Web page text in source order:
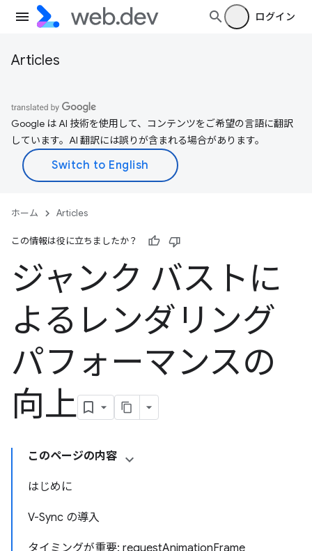
ログイン
Articles
Google は AI 技術を使用して、コンテンツをご希望の言語に翻訳
しています。AI 翻訳には誤りが含まれる場合があります。
ホーム Articles
この情報は役に立ちましたか？
ジャンク バストに
よるレンダリング
パフォーマンスの
向上
このページの内容
はじめに
V-Sync の導入
タイミングが重要: requestAnimationFrame